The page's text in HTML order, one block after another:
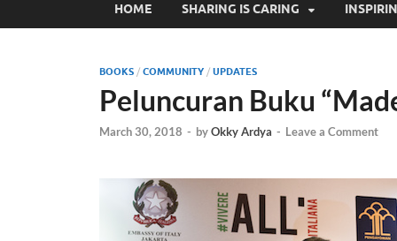
HOME SHARING IS CARING
BOOKS / COMMUNITY / UPDATES
Peluncuran Buku
March 30, 2018 - byOkky Ardya - Leave a Comment